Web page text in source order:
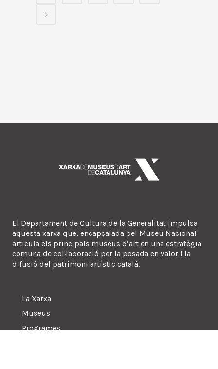
El Departament de Cultura de la Generalitat impulsa
aquesta xarxa que, encapçalada pel Museu Nacional
articula els principals museus d’art en una estratègia
comuna de col·laboració per la posada en valor i la
difusió del patrimoni artístic català.
La Xarxa
Museus
Programes